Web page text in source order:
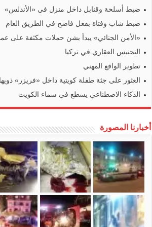
ضبط أسلحة وقنابل داخل منزل في «الأندلس»
ضبط شاب وفتاة بفعل فاضح في الطريق العام
«الأمن الجنائي» يبدأ بشن حملات مكثفة على
التجنيس العقاري في تركيا
تطوير الواقع المهني
العثور على جثة طفلة كويتية داخل «فريزر» ذويها
الذكاء الاصطناعي يسطع في سماء الكويت
أخبارنا المصورة